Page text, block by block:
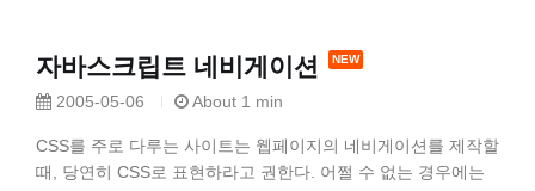
자바스크립트 네비게이션
2005-05-06 About 1 min
CSS를 주로 다루는 사이트는 웹페이지의 네비게이션를 제작할
때, 당연히 CSS로 표현하라고 권한다. 어쩔 수 없는 경우에는